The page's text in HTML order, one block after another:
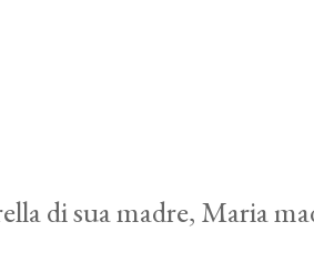
di sua madre, Maria